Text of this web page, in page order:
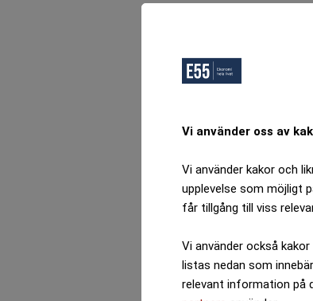
Vi använder oss av
Vi använder kakor och
upplevelse som möjligt
får tillgång till viss
Vi använder också
listas nedan som
relevant information på